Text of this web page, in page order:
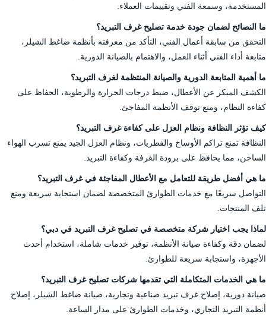
المستخدمة، وسمعة الفني وتقييمات العملاء.
ما النصائح لضمان جودة خدمة تصليح غرف التبريد؟
التحقق من سابقة أعمال الفني، التأكد من معرفته بأنظمة ضاغط الشيلر،
متابعة أداء الفني أثناء العمل، والاهتمام بالصيانة الدورية.
ما أهمية المتابعة الدورية والصيانة المنتظمة لغرف التبريد؟
الكشف المبكر عن الأعطال، ضبط درجات الحرارة والرطوبة، الحفاظ على
كفاءة النظام، ومنع توقف الأنظمة المفاجئ.
كيف تؤثر النظافة ونظام العزل على كفاءة غرف التبريد؟
النظافة تمنع تراكم الأوساخ والفطريات، ونظام العزل الجيد يمنع تسرب الهواء
الساخن، مما يحافظ على برودة الغرفة وكفاءة التبريد.
ما هي أفضل طريقة للتعامل مع الأعطال المفاجئة في غرف التبريد؟
التواصل سريعًا مع خدمات الطوارئ المتخصصة لضمان استجابة سريعة ومنع
تلف المنتجات.
لماذا يجب اختيار شركة متخصصة في تصليح غرف التبريد في دبي؟
لضمان دقة وكفاءة صيانة الأنظمة، توفير خدمات شاملة، استخدام أحدث
الأجهزة، واستجابة سريعة للطوارئ.
ما هي الخدمات المتكاملة التي تقدمها شركات تصليح غرف التبريد؟
صيانة دورية، إصلاح غرف تبريد صناعية وتجارية، صيانة ضاغط الشيلر، إصلاح
أنظمة التبريد التجاري، وخدمات الطوارئ على مدار الساعة.